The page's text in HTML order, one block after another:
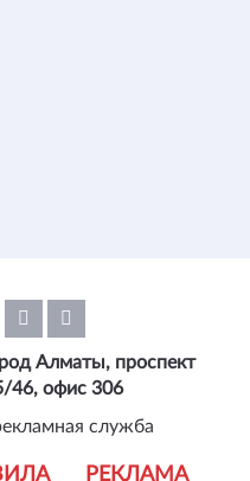
РЕКЛАМА
Алматы, проспект
офис 306
служба